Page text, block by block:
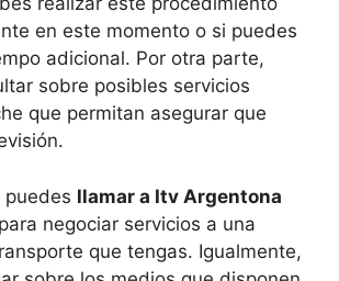
en este momento o si puedes
adicional. Por otra parte,
sobre posibles servicios
que permitan asegurar que
puedes llamar a Itv Argentona
para negociar servicios a una
que tengas. Igualmente,